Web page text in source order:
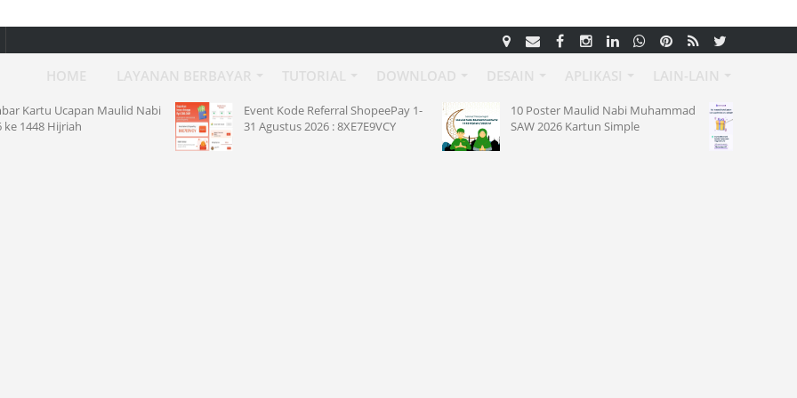
Event Kode Referral ShopeePay 1-
31 Agustus 2026 : 8XE7E9VCY
10 Poster Maulid Nabi Muhammad
SAW 2026 Kartun Simple
Kode Referral Nanovest
Agustus 2026 : Reviewtec480